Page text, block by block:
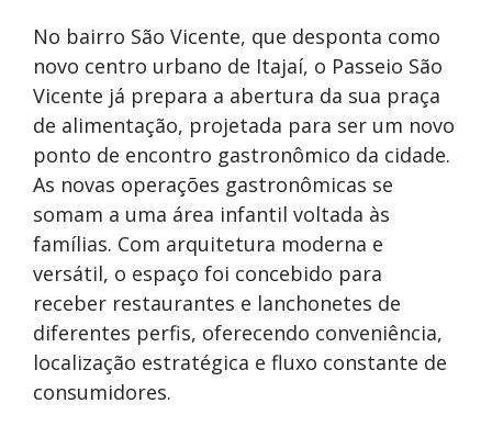
No bairro São Vicente, que desponta como
novo centro urbano de Itajaí, o Passeio São
Vicente já prepara a abertura da sua praça
de alimentação, projetada para ser um novo
ponto de encontro gastronômico da cidade.
As novas operações gastronômicas se
somam a uma área infantil voltada às
famílias. Com arquitetura moderna e
versátil, o espaço foi concebido para
receber restaurantes e lanchonetes de
diferentes perfis, oferecendo conveniência,
localização estratégica e fluxo constante de
consumidores.